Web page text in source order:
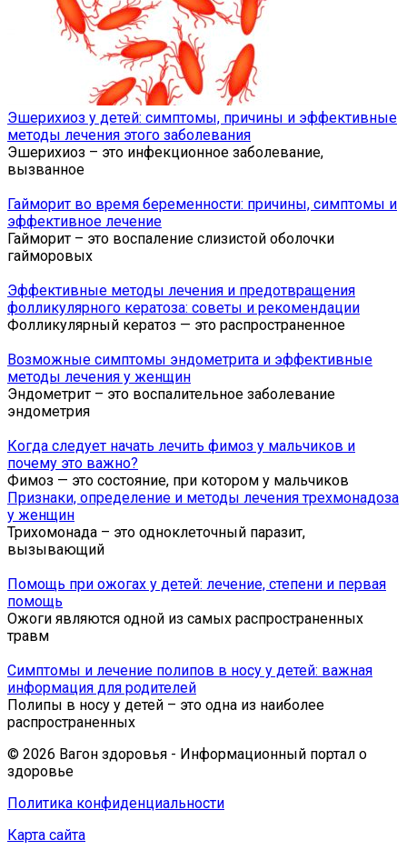
Эшерихиоз у детей: симптомы, причины и эффективные
методы лечения этого заболевания
Эшерихиоз – это инфекционное заболевание,
вызванное
Гайморит во время беременности: причины, симптомы и
эффективное лечение
Гайморит – это воспаление слизистой оболочки
гайморовых
Эффективные методы лечения и предотвращения
фолликулярного кератоза: советы и рекомендации
Фолликулярный кератоз — это распространенное
Возможные симптомы эндометрита и эффективные
методы лечения у женщин
Эндометрит – это воспалительное заболевание
эндометрия
Когда следует начать лечить фимоз у мальчиков и
почему это важно?
Фимоз — это состояние, при котором у мальчиков
Признаки, определение и методы лечения трехмонадоза
у женщин
Трихомонада – это одноклеточный паразит,
вызывающий
Помощь при ожогах у детей: лечение, степени и первая
помощь
Ожоги являются одной из самых распространенных
травм
Симптомы и лечение полипов в носу у детей: важная
информация для родителей
Полипы в носу у детей – это одна из наиболее
распространенных
© 2026 Вагон здоровья - Информационный портал о
здоровье
Политика конфиденциальности
Карта сайта